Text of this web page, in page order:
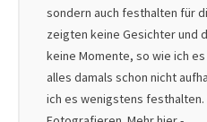
sondern auch festhalten für
zeigten keine Gesichter und
keine Momente, so wie ich
alles damals schon nicht
ich es wenigstens festhalten.